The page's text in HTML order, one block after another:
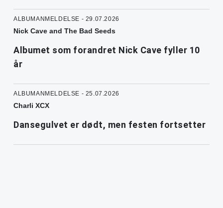
ALBUMANMELDELSE - 29.07.2026
Nick Cave and The Bad Seeds
Albumet som forandret Nick Cave fyller 10
år
ALBUMANMELDELSE - 25.07.2026
Charli XCX
Dansegulvet er dødt, men festen fortsetter